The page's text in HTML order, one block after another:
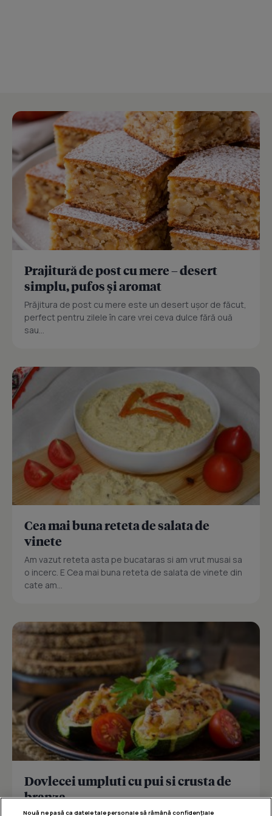
Prajitură de post cu mere – desert
simplu, pufos și aromat
Prăjitura de post cu mere este un desert ușor de făcut,
perfect pentru zilele în care vrei ceva dulce fără ouă
sau...
Cea mai buna reteta de salata de
vinete
Am vazut reteta asta pe bucataras si am vrut musai sa
o incerc. E Cea mai buna reteta de salata de vinete din
cate am...
Dovlecei umpluti cu pui si crusta de
branza
Nouă ne pasă ca datele tale personale să rămână confidențiale